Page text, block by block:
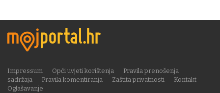
Impressum Opći uvjeti korištenja
Pravila prenošenja
sadržaja
Pravila komentiranja Zaštita privatnosti
Kontakt
Oglašavanje